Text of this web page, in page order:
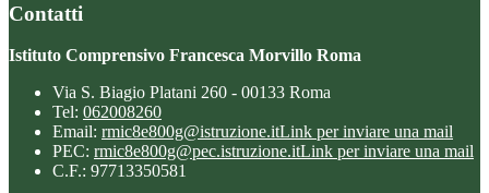
Contatti
Istituto Comprensivo Francesca Morvillo Roma
Via S. Biagio Platani 260 - 00133 Roma
Tel: 062008260
Email: rmic8e800g@istruzione.itLink per inviare una mail
PEC: rmic8e800g@pec.istruzione.itLink per inviare una mail
C.F.: 97713350581